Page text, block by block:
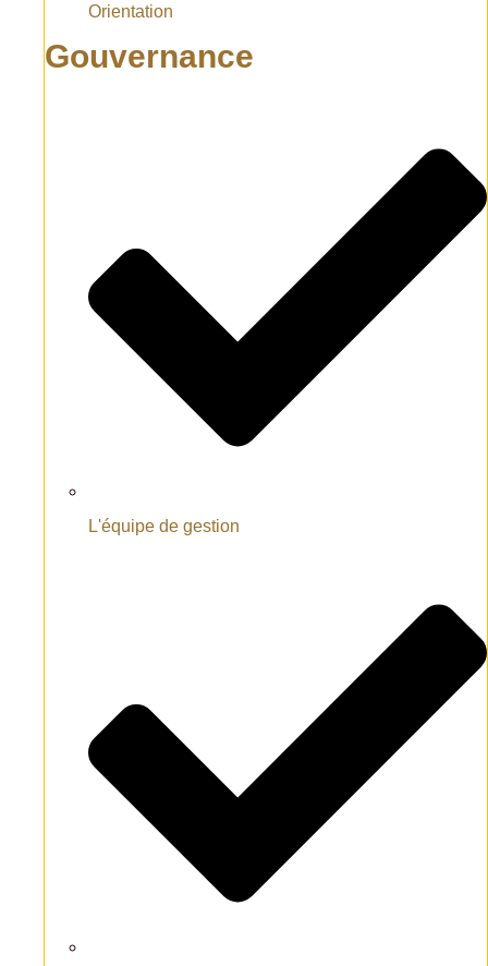
Orientation
Gouvernance
L'équipe de gestion